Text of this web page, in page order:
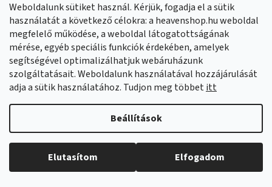
Weboldalunk sütiket használ. Kérjük, fogadja el a sütik
használatát a következő célokra: a heavenshop.hu weboldal
megfelelő működése, a weboldal látogatottságának
mérése, egyéb speciális funkciók érdekében, amelyek
segítségével optimalizálhatjuk webáruházunk
szolgáltatásait. Weboldalunk használatával hozzájárulását
adja a sütik használatához. Tudjon meg többetitt
Beállítások
Elutasítom Elfogadom
Gelco, LORO tágulási
profil 20 mm, GN621
Polysan, Függőleges
tömítés az üvegek